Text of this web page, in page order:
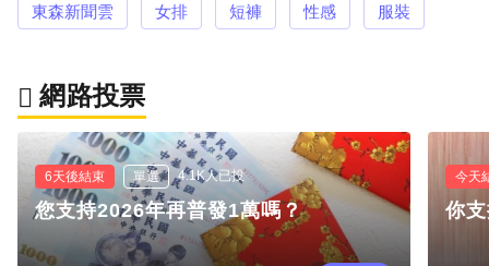
東森新聞雲 女排 短褲 性感 服裝
網路投票
6天後結束 單選 4.1K人已投
您支持2026年再普發1萬嗎？
今天
你